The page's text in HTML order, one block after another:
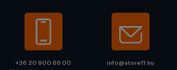
+36 20 800 66 00 info@store11.hu